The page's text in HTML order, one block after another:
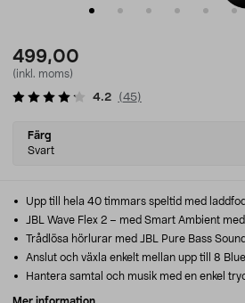
499,00
(inkl. moms)
4.2 (45)
Select
variant
Färg
Svart
Upp till hela 40 timmars speltid med
JBL Wave Flex 2 – med Smart Ambient
Trådlösa hörlurar med JBL Pure Bass
Anslut och växla enkelt mellan upp till 8
Hantera samtal och musik med en enkel